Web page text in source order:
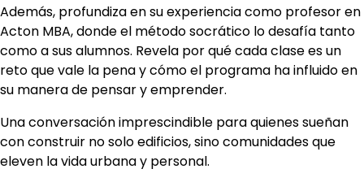
Además, profundiza en su experiencia como profesor en
Acton MBA, donde el método socrático lo desafía tanto
como a sus alumnos. Revela por qué cada clase es un
reto que vale la pena y cómo el programa ha influido en
su manera de pensar y emprender.
Una conversación imprescindible para quienes sueñan
con construir no solo edificios, sino comunidades que
eleven la vida urbana y personal.